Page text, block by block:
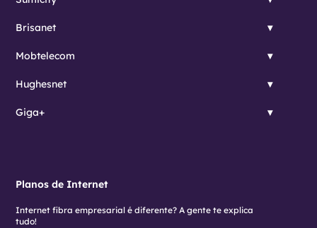
Brisanet
Mobtelecom
Hughesnet
Giga+
Planos de Internet
Internet fibra empresarial é diferente? A gente te explica
tudo!